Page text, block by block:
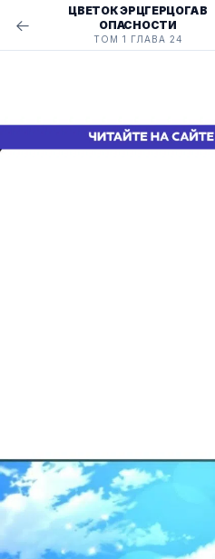
ЦВЕТОК ЭРЦГЕРЦОГА В
ОПАСНОСТИ
ТОМ 1 ГЛАВА 24